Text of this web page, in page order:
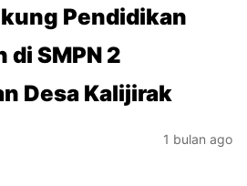
Pendidikan
SMPN 2
Desa Kalijirak
1 bulan ago